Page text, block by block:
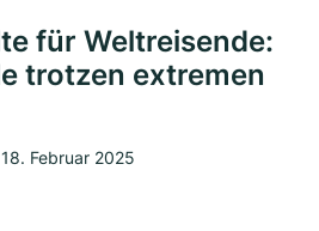
für Weltreisende:
trotzen extremen
18. Februar 2025